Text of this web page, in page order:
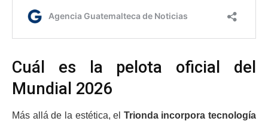
Cuál es la pelota oficial del
Mundial 2026
Más allá de la estética, el Trionda incorpora tecnología